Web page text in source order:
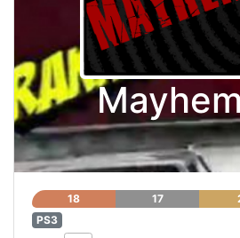
18 17
PS3